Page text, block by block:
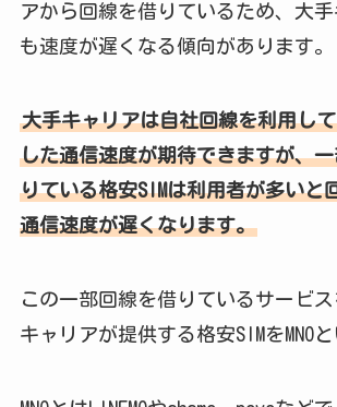
アから回線を借りているため、大
も速度が遅くなる傾向があります。
大手キャリアは自社回線を利用し
した通信速度が期待できますが、
りている格安SIMは利用者が多いと
通信速度が遅くなります。
この一部回線を借りているサービス
キャリアが提供する格安SIMをMNOと